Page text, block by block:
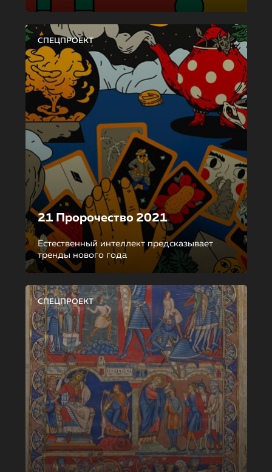
СПЕЦПРОЕКТ
21 Пророчество 2021
Естественный интеллект предсказывает
тренды нового года
СПЕЦПРОЕКТ